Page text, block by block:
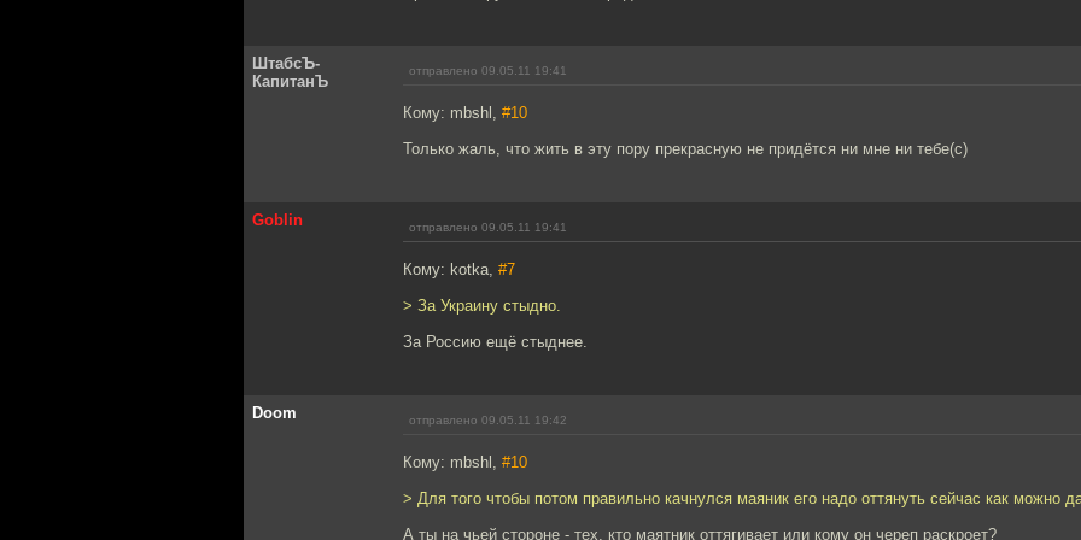
ШтабсЪ-
КапитанЪ
отправлено 09.05.11 19:41
Кому: mbshl, #10
Только жаль, что жить в эту пору прекрасную не придётся ни мне ни тебе(с)
Goblin отправлено 09.05.11 19:41
Кому: kotka, #7
> За Украину стыдно.
За Россию ещё стыднее.
Doom отправлено 09.05.11 19:42
Кому: mbshl, #10
> Для того чтобы потом правильно качнулся маяник его надо оттянуть сейчас как можно
А ты на чьей стороне - тех, кто маятник оттягивает или кому он череп раскроет?